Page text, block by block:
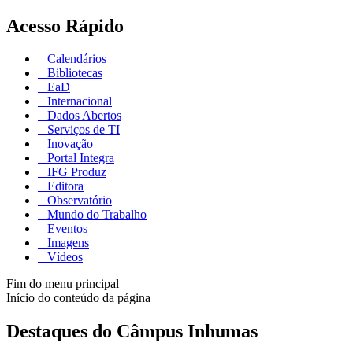
Acesso Rápido
Calendários
Bibliotecas
EaD
Internacional
Dados Abertos
Serviços de TI
Inovação
Portal Integra
IFG Produz
Editora
Observatório
Mundo do Trabalho
Eventos
Imagens
Vídeos
Fim do menu principal
Início do conteúdo da página
Destaques do Câmpus Inhumas